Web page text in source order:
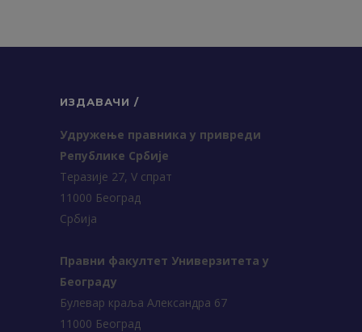
ИЗДАВАЧИ /
Удружење правника у привреди
Републике Србије
Теразије 27, V спрат
11000 Београд
Србија
Правни факултет Универзитета у
Београду
Булевар краља Александра 67
11000 Београд